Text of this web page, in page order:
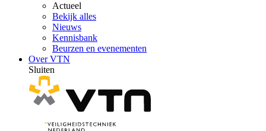
Actueel
Bekijk alles
Nieuws
Kennisbank
Beurzen en evenementen
Over VTN
Sluiten